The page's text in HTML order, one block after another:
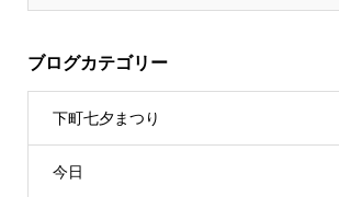
ブログカテゴリー
下町七夕まつり
今日